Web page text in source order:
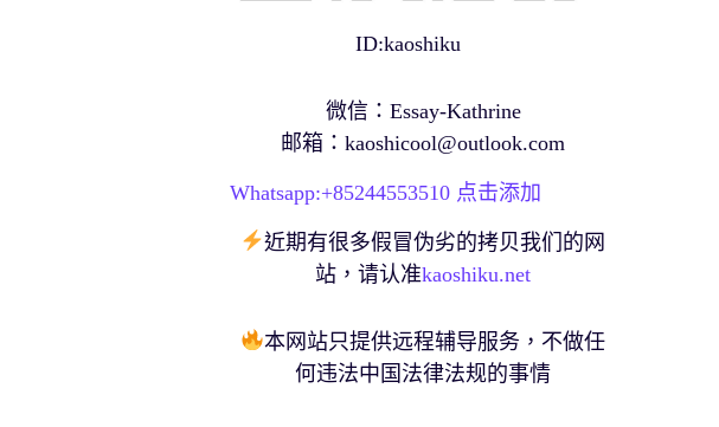
ID:kaoshiku
微信：Essay-Kathrine
邮箱： kaoshicool@outlook.com
Whatsapp:+85244553510 点击添加
近期有很多假冒伪劣的拷贝我们的网
站，请认准kaoshiku.net
本网站只提供远程辅导服务，不做任
何违法中国法律法规的事情